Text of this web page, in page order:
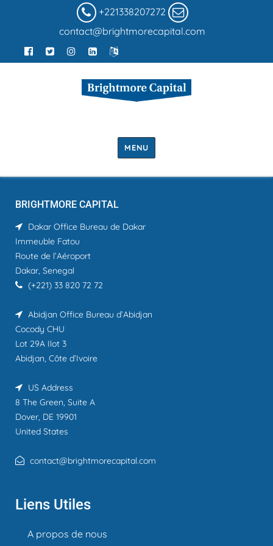
+221338207272
contact@brightmorecapital.com
MENU
BRIGHTMORE CAPITAL
Dakar Office Bureau de Dakar
Immeuble Fatou
Route de l’Aéroport
Dakar, Senegal
(+221) 33 820 72 72
Abidjan Office Bureau d’Abidjan
Cocody CHU
Lot 29A Ilot 3
Abidjan, Côte d’Ivoire
US Address
8 The Green, Suite A
Dover, DE 19901
United States
contact@brightmorecapital.com
Liens Utiles
A propos de nous